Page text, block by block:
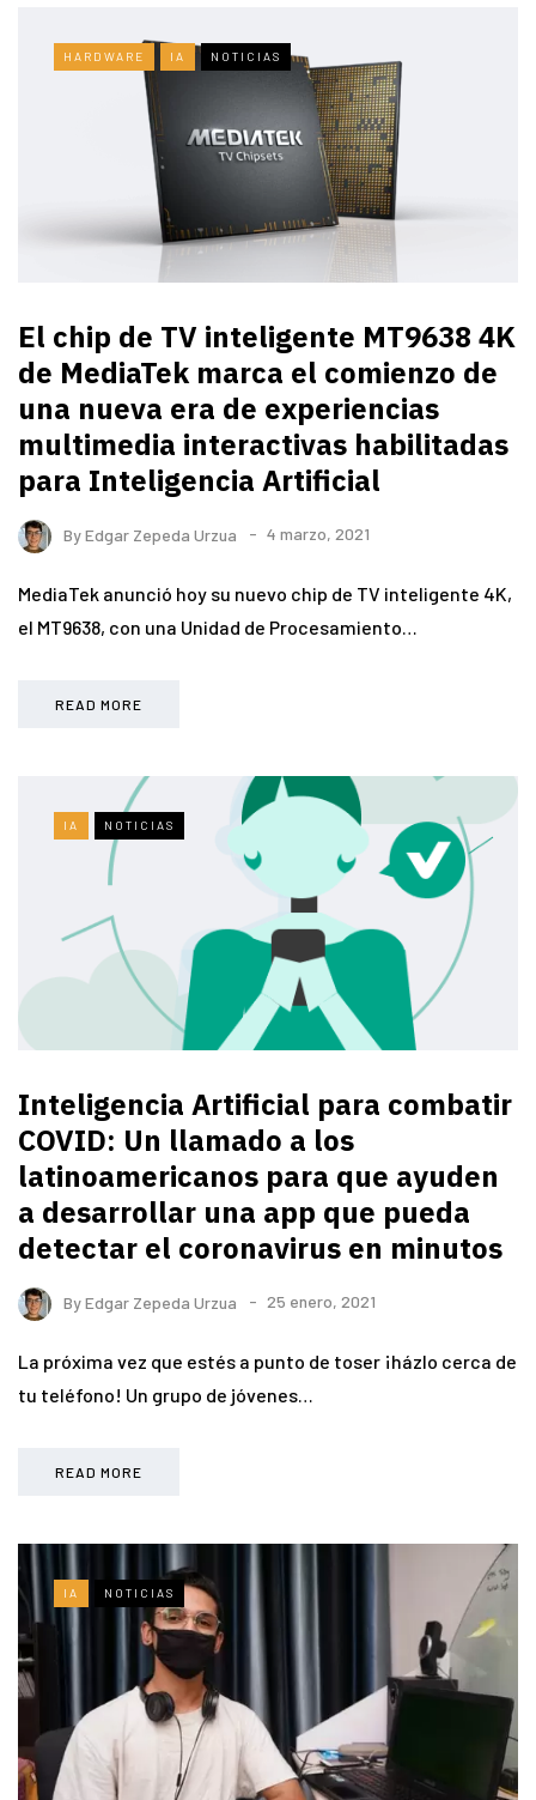
HARDWARE IA NOTICIAS
El chip de TV inteligente MT9638 4K
de MediaTek marca el comienzo de
una nueva era de experiencias
multimedia interactivas habilitadas
para Inteligencia Artificial
ByEdgar Zepeda Urzua 4 marzo, 2021
MediaTek anunció hoy su nuevo chip de TV inteligente 4K,
el MT9638, con una Unidad de Procesamiento…
READ MORE
IA NOTICIAS
Inteligencia Artificial para combatir
COVID: Un llamado a los
latinoamericanos para que ayuden
a desarrollar una app que pueda
detectar el coronavirus en minutos
ByEdgar Zepeda Urzua 25 enero, 2021
La próxima vez que estés a punto de toser ¡házlo cerca de
tu teléfono! Un grupo de jóvenes…
READ MORE
IA NOTICIAS